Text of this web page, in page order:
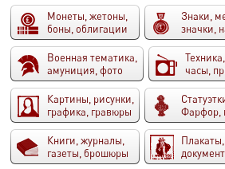
Монеты, жетоны,
боны, облигации
Знаки,
значки,
Военная тематика,
амуниция, фото
часы,
Картины, рисунки,
графика, гравюры
Фарфор,
Книги, журналы,
газеты, брошюры